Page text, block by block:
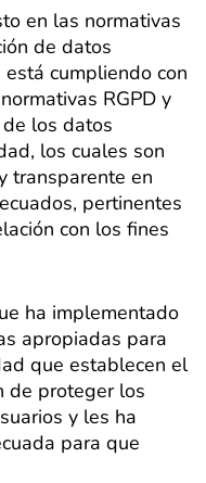
en las normativas
de datos
está cumpliendo con
RGPD y
los datos
los cuales son
transparente en
pertinentes
con los fines
ha implementado
apropiadas para
que establecen el
de proteger los
y les ha
para que